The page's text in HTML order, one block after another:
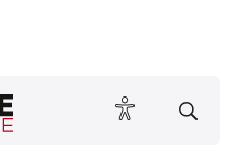
ONLINE lesen